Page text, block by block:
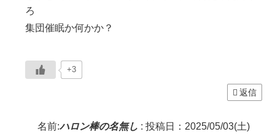
ろ
集団催眠か何かか？
+3
返信
名前:ハロン棒の名無し : 投稿日：2025/05/03(土)